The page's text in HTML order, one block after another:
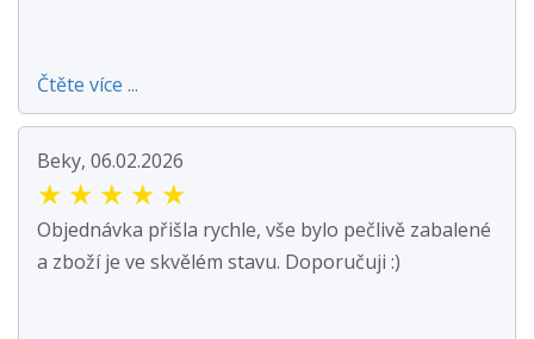
Čtěte více ...
Beky, 06.02.2026
★ ★ ★ ★ ★
Objednávka přišla rychle, vše bylo pečlivě zabalené
a zboží je ve skvělém stavu. Doporučuji :)